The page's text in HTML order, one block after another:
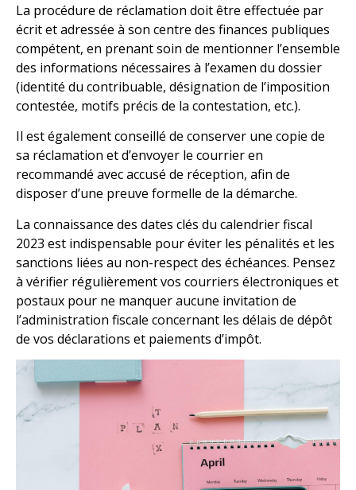
La procédure de réclamation doit être effectuée par
écrit et adressée à son centre des finances publiques
compétent, en prenant soin de mentionner l’ensemble
des informations nécessaires à l’examen du dossier
(identité du contribuable, désignation de l’imposition
contestée, motifs précis de la contestation, etc.).
Il est également conseillé de conserver une copie de
sa réclamation et d’envoyer le courrier en
recommandé avec accusé de réception, afin de
disposer d’une preuve formelle de la démarche.
La connaissance des dates clés du calendrier fiscal
2023 est indispensable pour éviter les pénalités et les
sanctions liées au non-respect des échéances. Pensez
à vérifier régulièrement vos courriers électroniques et
postaux pour ne manquer aucune invitation de
l’administration fiscale concernant les délais de dépôt
de vos déclarations et paiements d’impôt.